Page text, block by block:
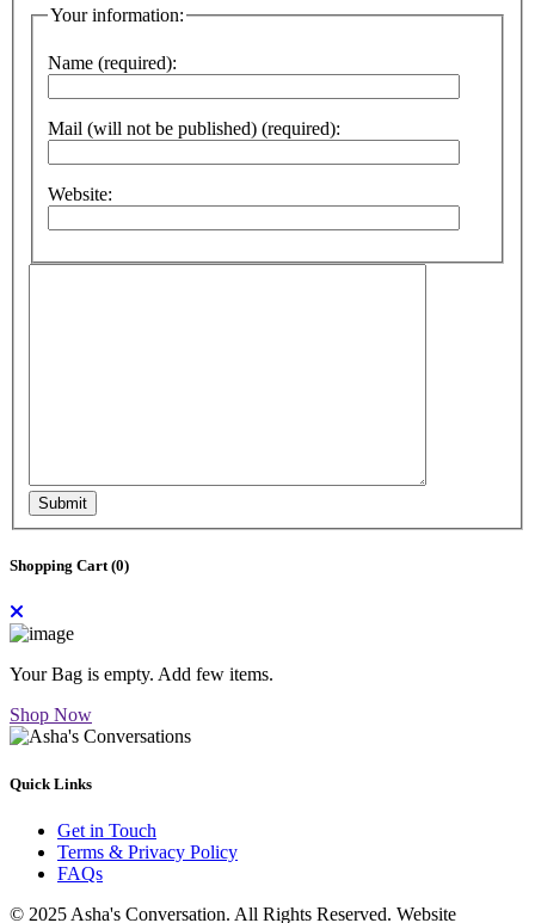
Your information:
Name (required):
Mail (will not be published) (required):
Website:
Submit
Shopping Cart (0)
Your Bag is empty. Add few items.
Shop Now
Quick Links
Get in Touch
Terms & Privacy Policy
FAQs
© 2025 Asha's Conversation. All Rights Reserved. Website